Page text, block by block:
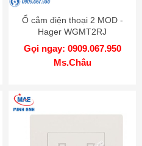
Ổ cắm điện thoại 2 MOD -
Hager WGMT2RJ
Gọi ngay: 0909.067.950
Ms.Châu